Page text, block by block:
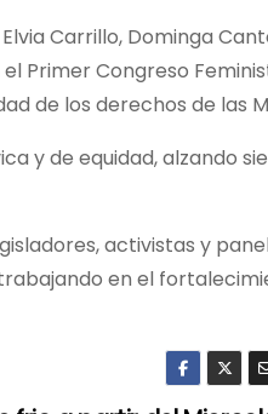
Carrillo, Dominga
Primer Congreso
de los derechos de las
y de equidad, alzando
activistas y
en el